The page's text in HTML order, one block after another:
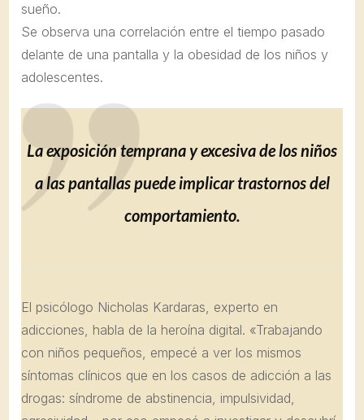
sueño.
Se observa una correlación entre el tiempo pasado
delante de una pantalla y la obesidad de los niños y
adolescentes.
La exposición temprana y excesiva de los niños
a las pantallas puede implicar trastornos del
comportamiento.
El psicólogo Nicholas Kardaras, experto en
adicciones, habla de la heroína digital. «Trabajando
con niños pequeños, empecé a ver los mismos
síntomas clínicos que en los casos de adicción a las
drogas: síndrome de abstinencia, impulsividad,